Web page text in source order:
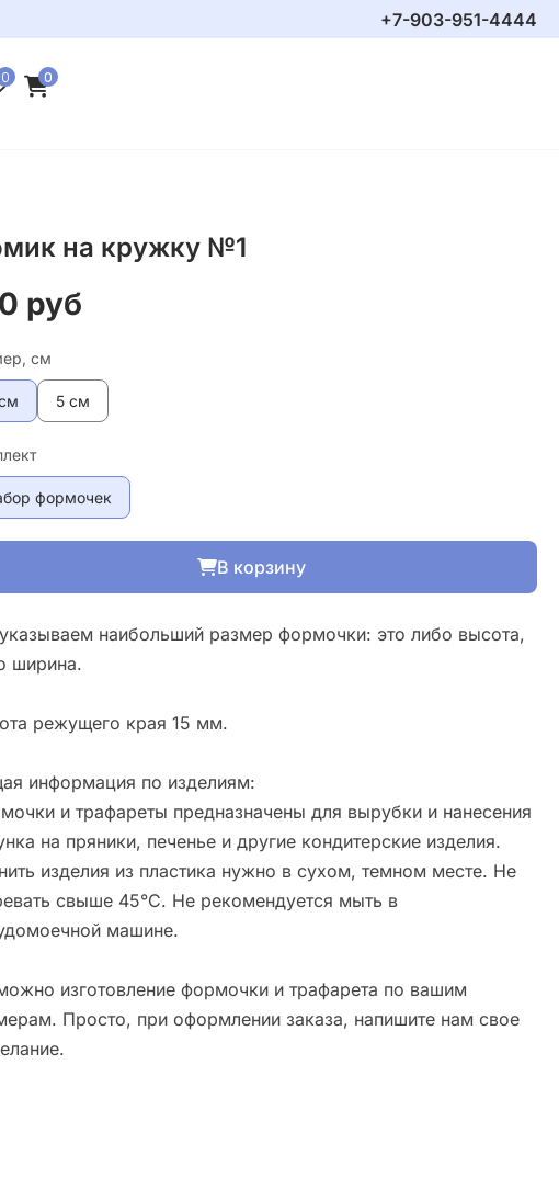
+7-903-951-4444
0 0
на кружку №1
руб
см
5 см
формочек
В корзину
наибольший размер формочки: это либо высота,
ширина.
режущего края 15 мм.
информация по изделиям:
и трафареты предназначены для вырубки и нанесения
на пряники, печенье и другие кондитерские изделия.
изделия из пластика нужно в сухом, темном месте. Не
свыше 45°С. Не рекомендуется мыть в
машине.
изготовление формочки и трафарета по вашим
Просто, при оформлении заказа, напишите нам свое